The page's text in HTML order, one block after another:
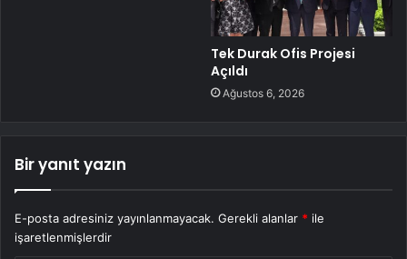
Tek Durak Ofis Projesi
Açıldı
Ağustos 6, 2026
Bir yanıt yazın
E-posta adresiniz yayınlanmayacak. Gerekli alanlar * ile
işaretlenmişlerdir